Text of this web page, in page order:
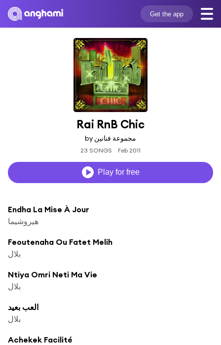
Get the app
Rai RnB Chic
by مجموعة فنانين
23 SONGS Feb 2011
Play for free
Endha La Mise À Jour
هيروشيما
Feoutenaha Ou Fatet Melih
بلال
Ntiya Omri Neti Ma Vie
بلال
العب بعيد
بلال
Achekek Facilité